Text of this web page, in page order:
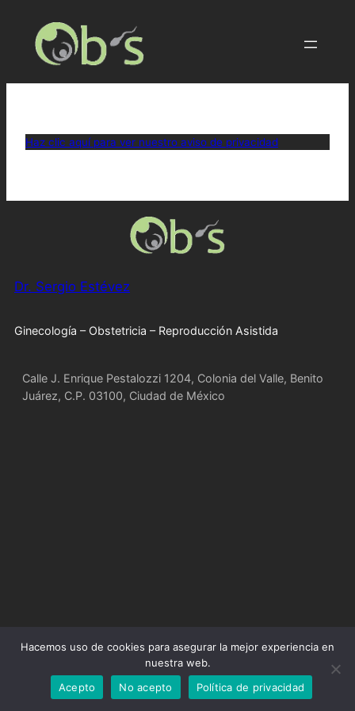
Haz clic aquí para ver nuestro aviso de privacidad
Dr. Sergio Estévez
Ginecología – Obstetricia – Reproducción Asistida
Calle J. Enrique Pestalozzi 1204, Colonia del Valle, Benito
Juárez, C.P. 03100, Ciudad de México
Hacemos uso de cookies para asegurar la mejor experiencia en
nuestra web.
Acepto
No acepto Política de privacidad